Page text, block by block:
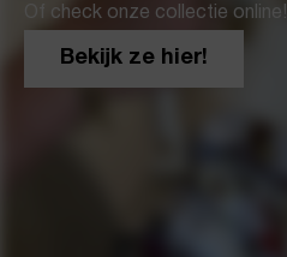
Of check onze collectie online!
Bekijk ze hier!